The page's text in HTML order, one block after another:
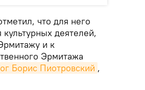
что для него
деятелей,
и к
Эрмитажа
Борис Пиотровский ,